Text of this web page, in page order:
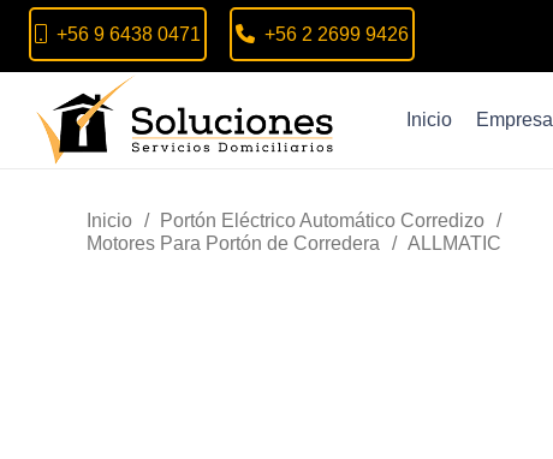
+56 9 6438 0471 +56 2 2699 9426
Inicio Empresa
Inicio / Portón Eléctrico Automático Corredizo /
Motores Para Portón de Corredera
/ ALLMATIC